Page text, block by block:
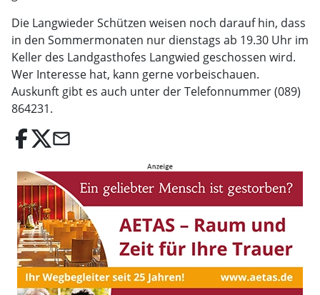
Die Langwieder Schützen weisen noch darauf hin, dass
in den Sommermonaten nur dienstags ab 19.30 Uhr im
Keller des Landgasthofes Langwied geschossen wird.
Wer Interesse hat, kann gerne vorbeischauen.
Auskunft gibt es auch unter der Telefonnummer (089)
864231.
email